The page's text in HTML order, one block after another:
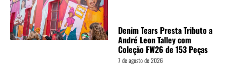
Denim Tears Presta Tributo a
André Leon Talley com
Coleção FW26 de 153 Peças
7 de agosto de 2026